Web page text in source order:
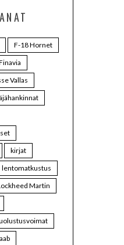
F-18 Hornet
Vallas
kirjat
lentomatkustus
Martin